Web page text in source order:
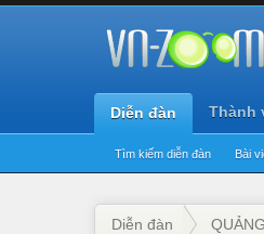
Diễn đàn
Tìm kiếm diễn đàn Bài
Thành
Diễn đàn